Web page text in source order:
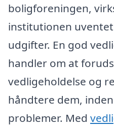
boligforeningen,
institutionen
udgifter. En god
handler om at
vedligeholdelse og
håndtere dem,
problemer. Med